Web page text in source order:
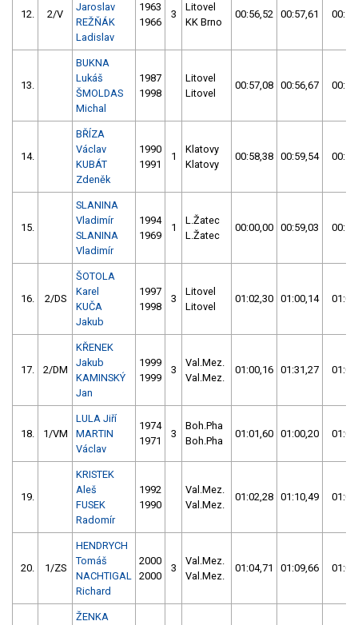
12. 2/V
Jaroslav
REŽŇÁK
Ladislav
1963
1966
3
Litovel
KK Brno
00:56,52 00:57,61
13.
BUKNA
Lukáš
ŠMOLDAS
Michal
1987
1998
Litovel
Litovel
00:57,08 00:56,67
14.
BŘÍZA
Václav
KUBÁT
Zdeněk
1990
1991
1
Klatovy
Klatovy
00:58,38 00:59,54
15.
SLANINA
Vladimír
SLANINA
Vladimír
1994
1969
1
L.Žatec
L.Žatec
00:00,00 00:59,03
16. 2/DS
ŠOTOLA
Karel
KUČA
Jakub
1997
1998
3
Litovel
Litovel
01:02,30 01:00,14
17. 2/DM
KŘENEK
Jakub
KAMINSKÝ
Jan
1999
1999
3
Val.Mez.
Val.Mez.
01:00,16 01:31,27
18. 1/VM
LULA Jiří
MARTIN
Václav
1974
1971
3
Boh.Pha
Boh.Pha
01:01,60 01:00,20
19.
KRISTEK
Aleš
FUSEK
Radomír
1992
1990
Val.Mez.
Val.Mez.
01:02,28 01:10,49
20. 1/ZS
HENDRYCH
Tomáš
NACHTIGAL
Richard
2000
2000
3
Val.Mez.
Val.Mez.
01:04,71 01:09,66
ŽENKA